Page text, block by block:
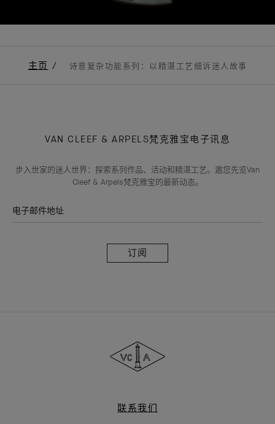
主页 诗意复杂功能系列：以精湛工艺细诉迷人故事
VAN CLEEF & ARPELS梵克雅宝电子讯息
步入世家的迷人世界：探索系列作品、活动和精湛工艺。邀您先览Van
Cleef & Arpels梵克雅宝的最新动态。
电子邮件地址
阅
&
Arpels
梵
雅
宝
联系我们